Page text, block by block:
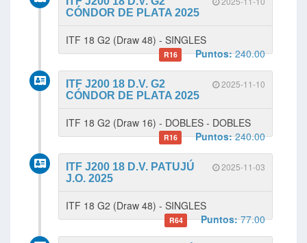
CÓNDOR DE PLATA 2025
ITF 18 G2 (Draw 48) - SINGLES
R16 Puntos:240.00
2025-11-10
ITF J200 18 D.V. G2
CÓNDOR DE PLATA 2025
ITF 18 G2 (Draw 16) - DOBLES - DOBLES
R16 Puntos:240.00
2025-11-03
ITF J200 18 D.V. PATUJÚ
J.O. 2025
ITF 18 G2 (Draw 48) - SINGLES
R64 Puntos:77.00